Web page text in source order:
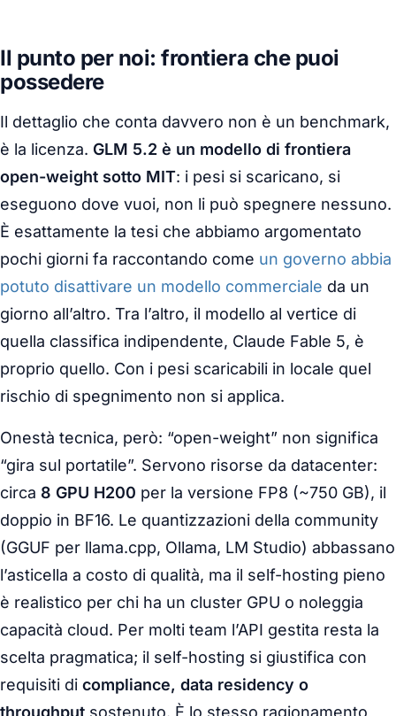
Il punto per noi: frontiera che puoi
possedere
Il dettaglio che conta davvero non è un benchmark,
è la licenza. GLM 5.2 è un modello di frontiera
open-weight sotto MIT: i pesi si scaricano, si
eseguono dove vuoi, non li può spegnere nessuno.
È esattamente la tesi che abbiamo argomentato
pochi giorni fa raccontando come un governo abbia
potuto disattivare un modello commerciale da un
giorno all’altro. Tra l’altro, il modello al vertice di
quella classifica indipendente, Claude Fable 5, è
proprio quello. Con i pesi scaricabili in locale quel
rischio di spegnimento non si applica.
Onestà tecnica, però: “open-weight” non significa
“gira sul portatile”. Servono risorse da datacenter:
circa 8 GPU H200 per la versione FP8 (~750 GB), il
doppio in BF16. Le quantizzazioni della community
(GGUF per llama.cpp, Ollama, LM Studio) abbassano
l’asticella a costo di qualità, ma il self-hosting pieno
è realistico per chi ha un cluster GPU o noleggia
capacità cloud. Per molti team l’API gestita resta la
scelta pragmatica; il self-hosting si giustifica con
requisiti di compliance, data residency o